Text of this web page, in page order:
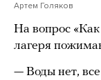
Артем Голяков
На вопрос
лагеря
— Воды нет,